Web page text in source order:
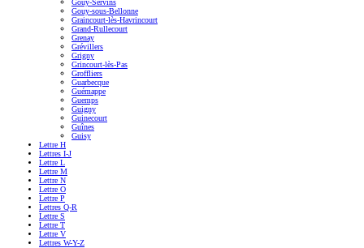
Gouy-Servins
Gouy-sous-Bellonne
Graincourt-lès-Havrincourt
Grand-Rullecourt
Grenay
Grévillers
Grigny
Grincourt-lès-Pas
Groffliers
Guarbecque
Guémappe
Guemps
Guigny
Guinecourt
Guînes
Guisy
Lettre H
Lettres I-J
Lettre L
Lettre M
Lettre N
Lettre O
Lettre P
Lettres Q-R
Lettre S
Lettre T
Lettre V
Lettres W-Y-Z